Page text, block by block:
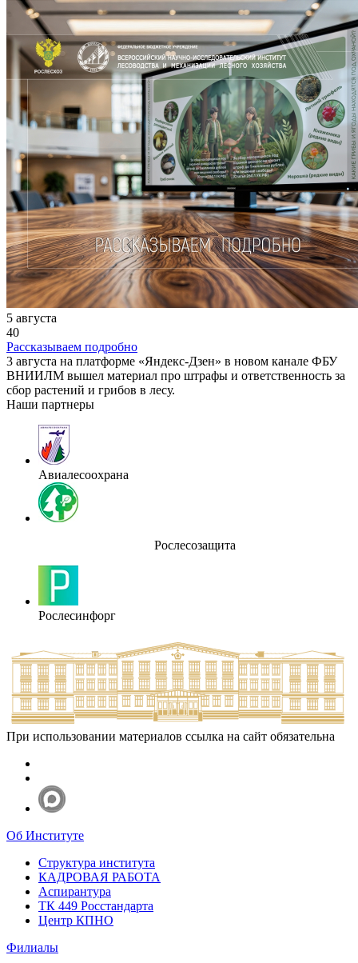
5 августа
40
Рассказываем подробно
3 августа на платформе «Яндекс-Дзен» в новом канале ФБУ
ВНИИЛМ вышел материал про штрафы и ответственность за
сбор растений и грибов в лесу.
Наши партнеры
Авиалесоохрана
Рослесозащита
Рослесинфорг
При использовании материалов ссылка на сайт обязательна
Об Институте
Структура института
КАДРОВАЯ РАБОТА
Аспирантура
ТК 449 Росстандарта
Центр КПНО
Филиалы